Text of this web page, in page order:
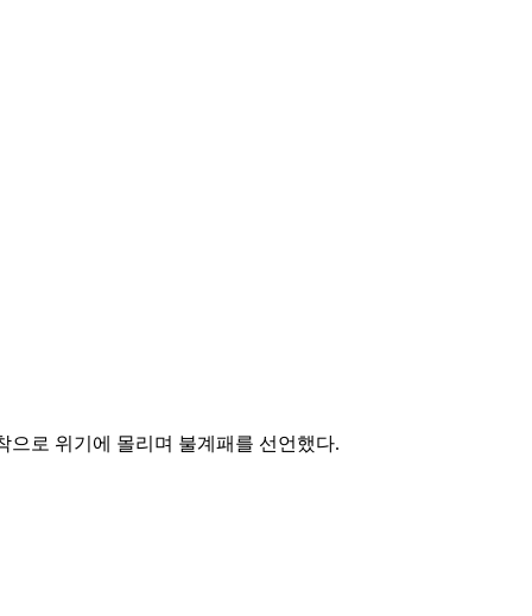
으로 위기에 몰리며 불계패를 선언했다.